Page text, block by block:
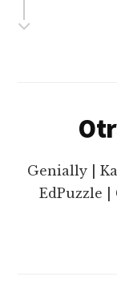
Genially |
EdPuzzle